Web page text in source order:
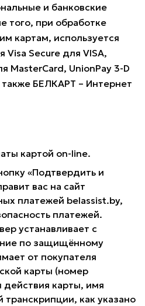
и банковские
того, при обработке
картам, используется
Visa Secure для VISA,
MasterCard, UnionPay 3-D
также БЕЛКАРТ – Интернет
картой on-line.
«Подтвердить и
вас на сайт
платежей belassist.by,
платежей.
устанавливает с
по защищённому
от покупателя
карты (номер
действия карты, имя
транскрипции, как указано